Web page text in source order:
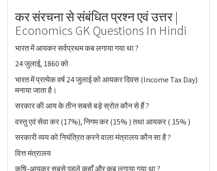
कर संरचना से संबंधित प्रश्न एवं उत्तर |
Economics GK Questions In Hindi
भारत में आयकर सर्वप्रथम कब लगाया गया था ?
24 जुलाई, 1860 को
भारत में प्रत्येक वर्ष 24 जुलाई को आयकर दिवस (Income Tax Day)
मनाया जाता है।
सरकार की आय के तीन सबसे बड़े स्रोत कौन से हैं ?
वस्तु एवं सेवा कर (17%), निगम कर (15% ) तथा आयकर ( 15% )
सरकारी व्यय को नियंत्रित करने वाला मंत्रालय कौन सा है ?
वित्त मंत्रालय
कृषि-आयकर सबसे पहले कहाँ और कब लगाया गया था ?